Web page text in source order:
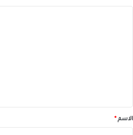
*الاسم*